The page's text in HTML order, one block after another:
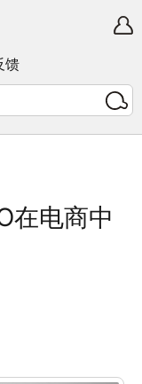
馈
在电商中